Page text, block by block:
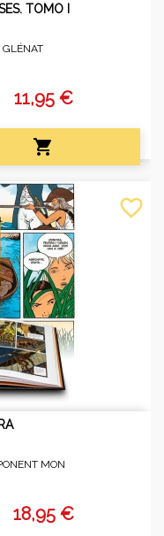
TOMO I
GLÉNAT
11,95 €

MON
18,95 €
favorite_border